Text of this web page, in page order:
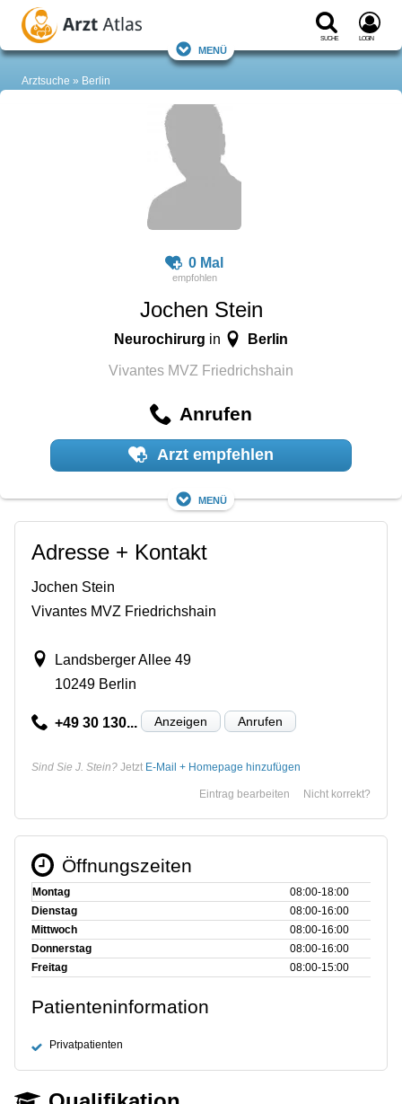
Suche Login
Menü
Arztsuche Berlin
0 Mal
Jochen Stein
Neurochirurg in Berlin
Vivantes MVZ Friedrichshain
Anrufen
Arzt empfehlen
Menü
Adresse + Kontakt
Jochen Stein
Vivantes MVZ Friedrichshain
Landsberger Allee 49
10249 Berlin
+49 30 130... Anzeigen Anrufen
Sind Sie J. Stein? Jetzt E-Mail + Homepage hinzufügen
Nicht korrekt?
Eintrag bearbeiten
Öffnungszeiten
Montag
08:00‑18:00
Dienstag
08:00‑16:00
Mittwoch
08:00‑16:00
Donnerstag
08:00‑16:00
Freitag
08:00‑15:00
Patienteninformation
Privatpatienten